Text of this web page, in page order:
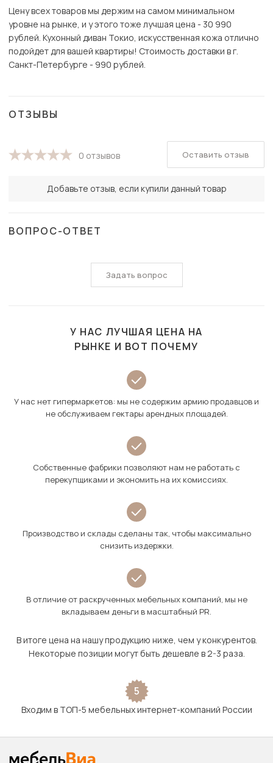
Цену всех товаров мы держим на самом минимальном
уровне на рынке, и у этого тоже лучшая цена - 30 990
рублей. Кухонный диван Токио, искусственная кожа отлично
подойдет для вашей квартиры! Стоимость доставки в г.
Санкт-Петербурге - 990 рублей.
ОТЗЫВЫ
0 отзывов
Добавьте отзыв, если купили данный товар
Оставить отзыв
ВОПРОС-ОТВЕТ
Задать вопрос
У НАС ЛУЧШАЯ ЦЕНА НА
РЫНКЕ И ВОТ ПОЧЕМУ
У нас нет гипермаркетов: мы не содержим армию продавцов и
не обслуживаем гектары арендных площадей.
Собственные фабрики позволяют нам не работать с
перекупщиками и экономить на их комиссиях.
Производство и склады сделаны так, чтобы максимально
снизить издержки.
В отличие от раскрученных мебельных компаний, мы не
вкладываем деньги в масштабный PR.
В итоге цена на нашу продукцию ниже, чем у конкурентов.
Некоторые позиции могут быть дешевле в 2-3 раза.
5
Входим в ТОП-5 мебельных интернет-компаний России